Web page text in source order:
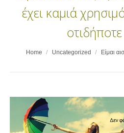
έχει καμιά
You are here:
Home Uncategorized Είμαι